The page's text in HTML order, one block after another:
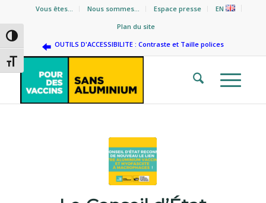
Passer en contraste élevé
Changer la taille de la police
Vous êtes… Nous sommes… Espace presse
EN
Plan du site
OUTILS D'ACCESSIBILITE : Contraste et Taille polices